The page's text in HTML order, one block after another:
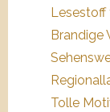
Lesestoff
Brandige
Tolle